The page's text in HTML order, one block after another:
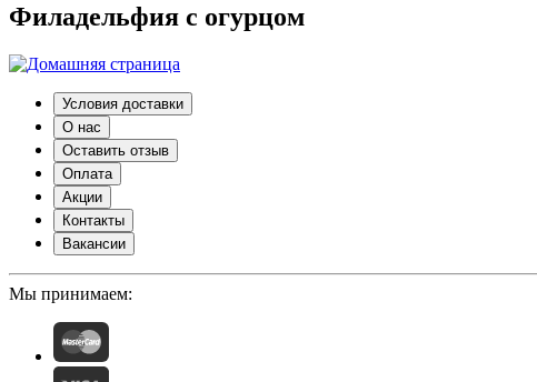
Филадельфия с огурцом
Условия доставки
О нас
Оставить отзыв
Оплата
Акции
Контакты
Вакансии
Мы принимаем: